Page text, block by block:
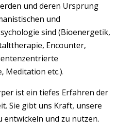
und deren Ursprung
und
sind (Bioenergetik,
Encounter,
Meditation etc.).
ist ein tiefes Erfahren der
Sie gibt uns Kraft, unsere
entwickeln und zu nutzen.